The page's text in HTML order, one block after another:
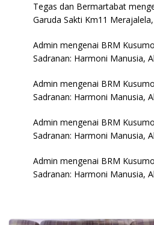
Tegas dan Bermartabat
Garuda Sakti Km11
Admin mengenai BRM
Sadranan: Harmoni Manusia,
Admin mengenai BRM
Sadranan: Harmoni Manusia,
Admin mengenai BRM
Sadranan: Harmoni Manusia,
Admin mengenai BRM
Sadranan: Harmoni Manusia,